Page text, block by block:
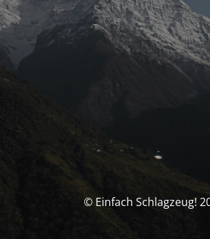
© Einfach Schlagzeug!